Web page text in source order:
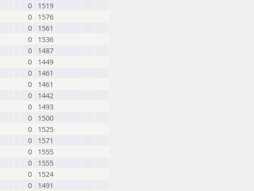
0
1519
0
1576
0
1561
0
1536
0
1487
0
1449
0
1461
0
1461
0
1442
0
1493
0
1500
0
1525
0
1571
0
1555
0
1555
0
1524
0
1491